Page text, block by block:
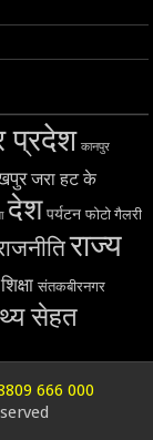
प्रदेश कानपुर
जरा हट के
देश पर्यटन फोटो गैलरी
राज्य
शिक्षा संतकबीरनगर
सेहत
666 000